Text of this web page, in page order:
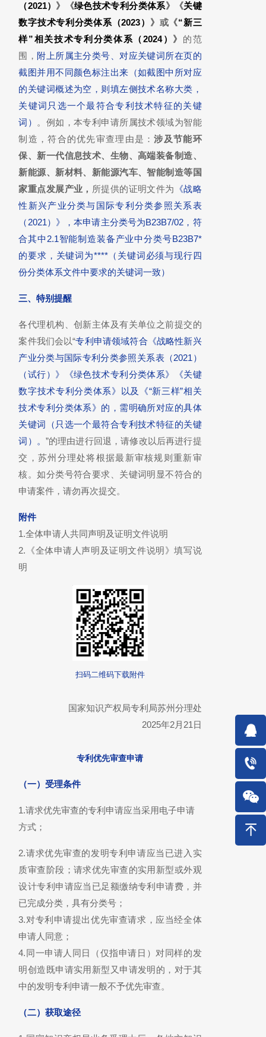
（2021） 》《绿色技术专利分类体系》《关键
数字技术专利分类体系（2023） 》或《“新三
样”相关技术专利分类体系（2024） 》 的范
围， 附上所属主分类号、对应关键词所在页的
截图并用不同颜色标注出来（如截图中所对应
的关键词概述为空，则填左侧技术名称大类，
关键词只选一个最符合专利技术特征的关键
词 ）
。例如，本专利申请所属技术领域为智能
制造，符合的优先审查理由是：涉及节能环
保、新一代信息技术、生物、高端装备制造、
新能源、新材料、新能源汽车、智能制造等国
家重点发展产业， 所提供的证明文件为 《战略
性新兴产业分类与国际专利分类参照关系表
（2021）》，本申请主分类号为B23B7/02，符
合其中2.1智能制造装备产业中分类号B23B7*
的要求，关键词为****（关键词必须与现行四
份分类体系文件中要求的关键词一致）
三、特别提醒
各代理机构、创新主体及有关单位之前提交的
案件我们会以“专利申请领域符合《战略性新兴
产业分类与国际专利分类参照关系表（2021）
（试行）》《绿色技术专利分类体系》《关键
数字技术专利分类体系》以及《“新三样”相关
技术专利分类体系》的，需明确所对应的具体
关键词（只选一个最符合专利技术特征的关键
词）。 ”的理由进行回退，请修改以后再进行提
交，苏州分理处将根据最新审核规则重新审
核。如分类号符合要求、关键词明显不符合的
申请案件，请勿再次提交。
附件
1.全体申请人共同声明及证明文件说明
2.《全体申请人声明及证明文件说明》填写说
明
扫码二维码下载附件
国家知识产权局专利局苏州分理处
2025年2月21日
专利优先审查申请
（一）受理条件
1.请求优先审查的专利申请应当采用电子申请
方式；
2.请求优先审查的发明专利申请应当已进入实
质审查阶段；请求优先审查的实用新型或外观
设计专利申请应当已足额缴纳专利申请费，并
已完成分类，具有分类号；
3.对专利申请提出优先审查请求，应当经全体
申请人同意；
4.同一申请人同日（仅指申请日）对同样的发
明创造既申请实用新型又申请发明的，对于其
中的发明专利申请一般不予优先审查。
（二）获取途径